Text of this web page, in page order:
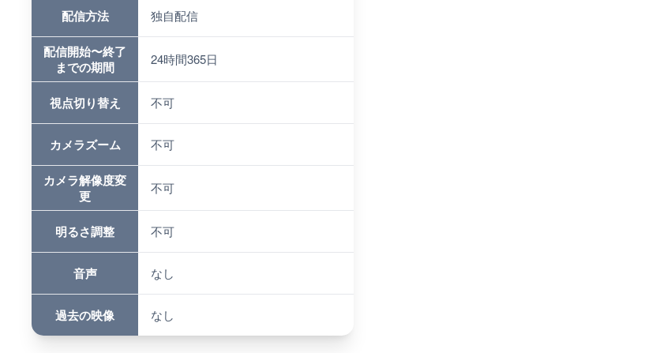
配信方法 独自配信
配信開始〜終了
までの期間
24時間365日
視点切り替え 不可
カメラズーム 不可
カメラ解像度変
更
不可
明るさ調整 不可
音声 なし
過去の映像 なし